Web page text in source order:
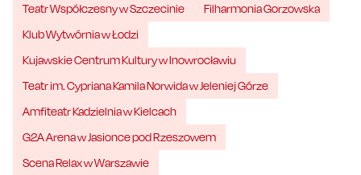
Teatr Współczesny w Szczecinie
Filharmonia Gorzowska
Klub Wytwórnia w Łodzi
Kujawskie Centrum Kultury w Inowrocławiu
Teatr im. Cypriana Kamila Norwida w Jeleniej Górze
Amfiteatr Kadzielnia w Kielcach
G2A Arena w Jasionce pod Rzeszowem
Scena Relax w Warszawie